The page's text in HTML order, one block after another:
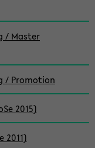
/ Master
/ Promotion
2015)
2011)